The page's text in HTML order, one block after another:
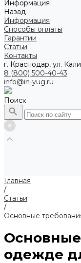
Информация
Назад
Информация
Способы оплаты
Гарантии
Статьи
Контакты
г. Краснодар, ул.
8 (800) 500-40-43
info@in-yug.ru
Поиск
Главная
/
Статьи
/
Основные
одежде